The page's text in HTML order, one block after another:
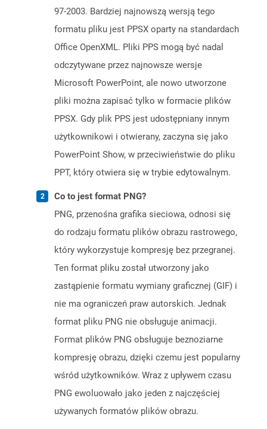
97-2003. Bardziej najnowszą wersją tego
formatu pliku jest PPSX oparty na standardach
Office OpenXML. Pliki PPS mogą być nadal
odczytywane przez najnowsze wersje
Microsoft PowerPoint, ale nowo utworzone
pliki można zapisać tylko w formacie plików
PPSX. Gdy plik PPS jest udostępniany innym
użytkownikowi i otwierany, zaczyna się jako
PowerPoint Show, w przeciwieństwie do pliku
PPT, który otwiera się w trybie edytowalnym.
Co to jest format PNG?
PNG, przenośna grafika sieciowa, odnosi się
do rodzaju formatu plików obrazu rastrowego,
który wykorzystuje kompresję bez przegranej.
Ten format pliku został utworzony jako
zastąpienie formatu wymiany graficznej (GIF) i
nie ma ograniczeń praw autorskich. Jednak
format pliku PNG nie obsługuje animacji.
Format plików PNG obsługuje beznoziarne
kompresję obrazu, dzięki czemu jest popularny
wśród użytkowników. Wraz z upływem czasu
PNG ewoluowało jako jeden z najczęściej
używanych formatów plików obrazu.